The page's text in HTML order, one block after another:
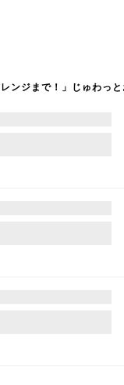
ンジまで！」じゅわっ